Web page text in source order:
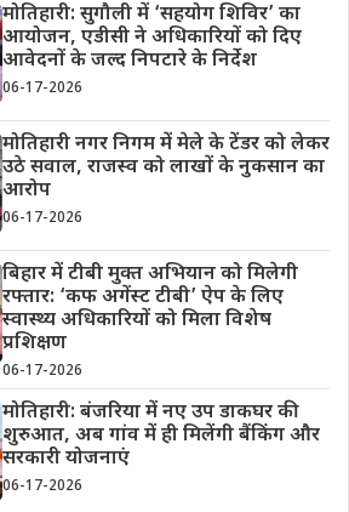
मोतिहारी: सुगौली में ‘सहयोग शिविर’ का
आयोजन, एडीसी ने अधिकारियों को दिए
आवेदनों के जल्द निपटारे के निर्देश
06-17-2026
मोतिहारी नगर निगम में मेले के टेंडर को लेकर
उठे सवाल, राजस्व को लाखों के नुकसान का
आरोप
06-17-2026
बिहार में टीबी मुक्त अभियान को मिलेगी
रफ्तार: ‘कफ अगेंस्ट टीबी’ ऐप के लिए
स्वास्थ्य अधिकारियों को मिला विशेष
प्रशिक्षण
06-17-2026
मोतिहारी: बंजरिया में नए उप डाकघर की
शुरुआत, अब गांव में ही मिलेंगी बैंकिंग और
सरकारी योजनाएं
06-17-2026